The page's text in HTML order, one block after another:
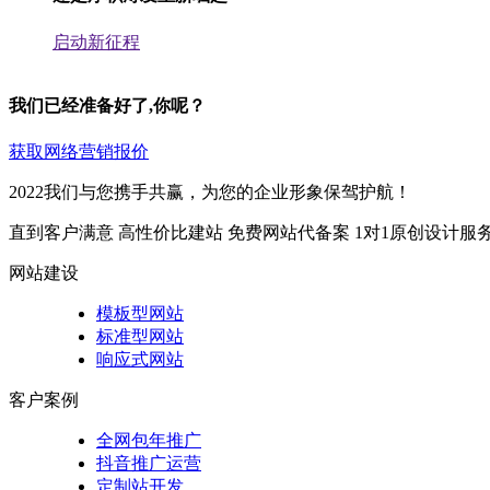
启动新征程
我们已经准备好了,你呢？
获取网络营销报价
2022我们与您携手共赢，为您的企业形象保驾护航！
直到客户满意 高性价比建站 免费网站代备案 1对1原创设计服
网站建设
模板型网站
标准型网站
响应式网站
客户案例
全网包年推广
抖音推广运营